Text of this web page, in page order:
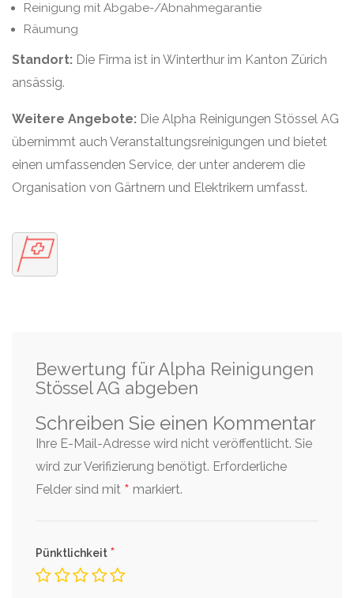
Reinigung mit Abgabe-/Abnahmegarantie
Räumung
Standort: Die Firma ist in Winterthur im Kanton Zürich
ansässig.
Weitere Angebote: Die Alpha Reinigungen Stössel AG
übernimmt auch Veranstaltungsreinigungen und bietet
einen umfassenden Service, der unter anderem die
Organisation von Gärtnern und Elektrikern umfasst.
Bewertung für Alpha Reinigungen
Stössel AG abgeben
Schreiben Sie einen Kommentar
Ihre E-Mail-Adresse wird nicht veröffentlicht. Sie
wird zur Verifizierung benötigt. Erforderliche
Felder sind mit * markiert.
Pünktlichkeit *